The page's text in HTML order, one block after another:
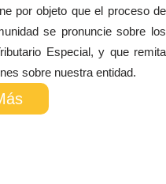
por objeto que el proceso de
se pronuncie sobre los
Especial, y que remita
sobre nuestra entidad.